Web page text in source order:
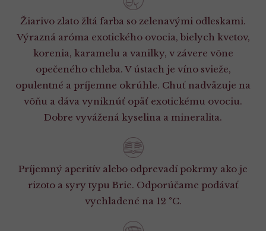
Žiarivo zlato žltá farba so zelenavými odleskami.
Výrazná aróma exotického ovocia, bielych kvetov,
korenia, karamelu a vanilky, v závere vône
opečeného chleba. V ústach je víno svieže,
opulentné a príjemne okrúhle. Chuť nadväzuje na
vôňu a dáva vyniknúť opäť exotickému ovociu.
Dobre vyvážená kyselina a mineralita.
Príjemný aperitív alebo odprevadí pokrmy ako je
rizoto a syry typu Brie. Odporúčame podávať
vychladené na 12 °C.